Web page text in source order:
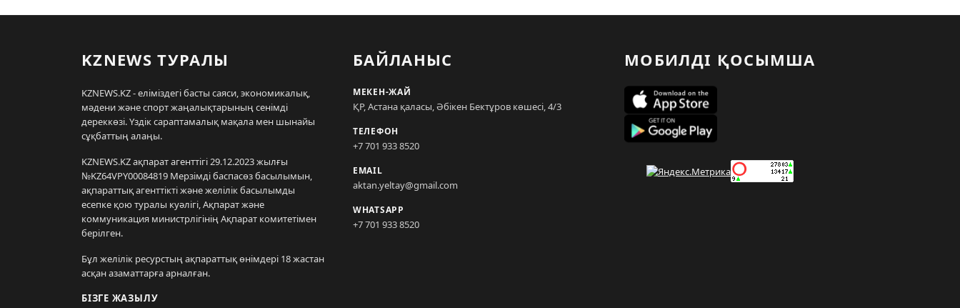
KZNEWS ТУРАЛЫ
KZNEWS.KZ - еліміздегі басты саяси, экономикалық,
мәдени және спорт жаңалықтарының сенімді
дереккөзі. Үздік сараптамалық мақала мен шынайы
сұқбаттың алаңы.
KZNEWS.KZ ақпарат агенттігі 29.12.2023 жылғы
№KZ64VPY00084819 Мерзімді баспасөз басылымын,
ақпараттық агенттікті және желілік басылымды
есепке қою туралы куәлігі, Ақпарат және
коммуникация министрлігінің Ақпарат комитетімен
берілген.
Бұл желілік ресурстың ақпараттық өнімдері 18 жастан
асқан азаматтарға арналған.
БІЗГЕ ЖАЗЫЛУ
БАЙЛАНЫС
МЕКЕН-ЖАЙ
ҚР, Астана қаласы, Әбікен Бектұров көшесі, 4/3
ТЕЛЕФОН
+7 701 933 8520
EMAIL
aktan.yeltay@gmail.com
WHATSAPP
+7 701 933 8520
МОБИЛДІ ҚОСЫМША